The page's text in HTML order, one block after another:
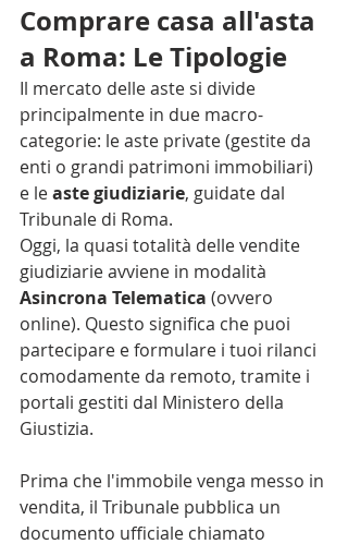
Comprare casa all'asta
a Roma: Le Tipologie
Il mercato delle aste si divide
principalmente in due macro-
categorie: le aste private (gestite da
enti o grandi patrimoni immobiliari)
e le aste giudiziarie, guidate dal
Tribunale di Roma.
Oggi, la quasi totalità delle vendite
giudiziarie avviene in modalità
Asincrona Telematica (ovvero
online). Questo significa che puoi
partecipare e formulare i tuoi rilanci
comodamente da remoto, tramite i
portali gestiti dal Ministero della
Giustizia.
Prima che l'immobile venga messo in
vendita, il Tribunale pubblica un
documento ufficiale chiamato